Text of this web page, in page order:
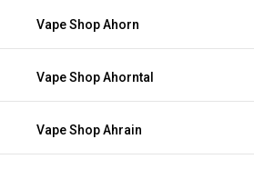
Vape Shop Ahorn
Vape Shop Ahorntal
Vape Shop Ahrain